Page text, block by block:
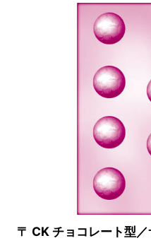
〒 CK チョコレート型